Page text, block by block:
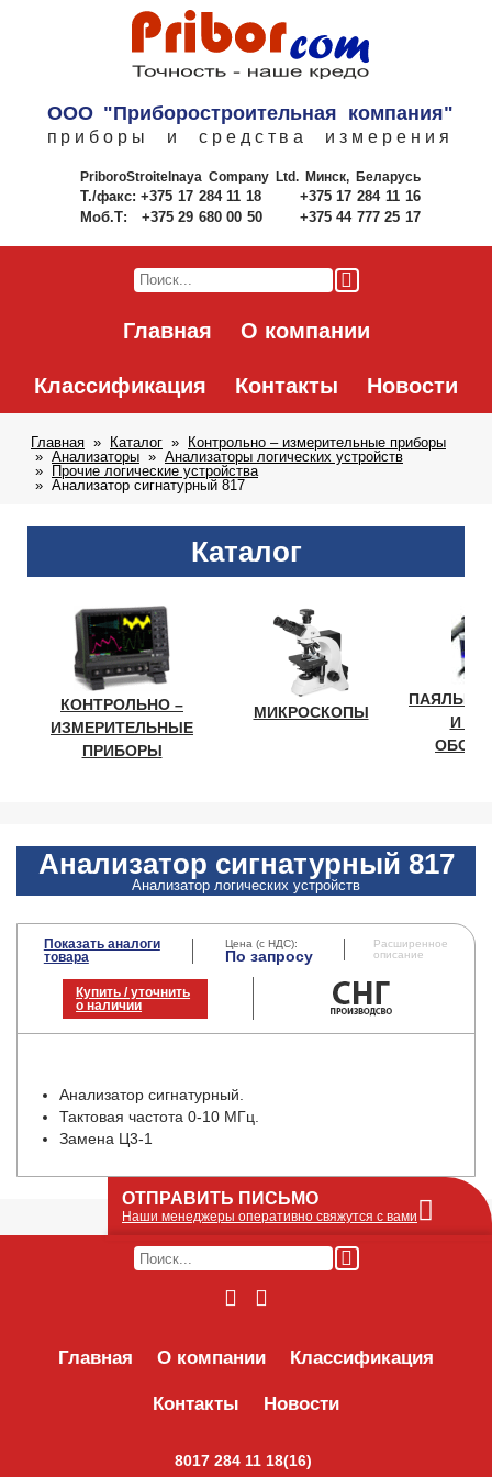
ООО "Приборостроительная компания"
приборы и средства измерения
PriboroStroitelnaya Company Ltd.Минск, Беларусь
Т./факс: +375 17 284 11 18
+375 17 284 11 16
Моб.Т:
+375 29 680 00 50 +375 44 777 25 17
Главная О компании
Классификация Контакты Новости
Главная Каталог
Контрольно – измерительные приборы
Анализаторы
Анализаторы логических устройств
Прочие логические устройства
Анализатор сигнатурный 817
Каталог
КОНТРОЛЬНО –
ИЗМЕРИТЕЛЬНЫЕ
ПРИБОРЫ
МИКРОСКОПЫ
И
Анализатор сигнатурный 817
Анализатор логических устройств
Показать аналоги
товара
Цена (с НДС):
По запросу
Расширенное
описание
Купить / уточнить
о наличии
Анализатор сигнатурный.
Тактовая частота 0-10 МГц.
Замена Ц3-1
Главная О компании Классификация
Контакты Новости
8017 284 11 18(16)
ОТПРАВИТЬ ПИСЬМО
Наши менеджеры оперативно свяжутся с вами
Оставьте Ваше сообщение или запрос по
его получим по e-mail и оперативно ответим!